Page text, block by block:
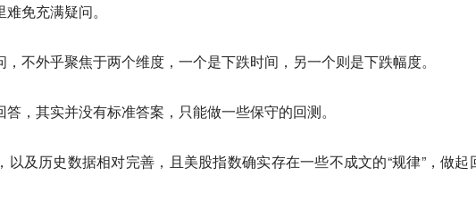
免充满疑问。
，不外乎聚焦于两个维度，一个是下跌时间， 另一个则是下跌幅度。
，其实并没有标准答案，只能做一些保守的回测。
以及历史数据相对完善，且美股指数确实存在一些不成文的“规律”，做起